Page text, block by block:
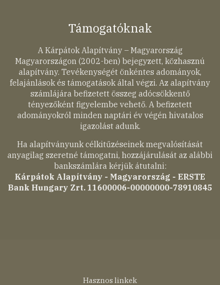
Támogatóknak
A Kárpátok Alapítvány – Magyarország
Magyarországon (2002-ben) bejegyzett, közhasznú
alapítvány. Tevékenységét önkéntes adományok,
felajánlások és támogatások által végzi. Az alapítvány
számlájára befizetett összeg adócsökkentő
tényezőként figyelembe vehető. A befizetett
adományokról minden naptári év végén hivatalos
igazolást adunk.
Ha alapítványunk célkitűzéseinek megvalósítását
anyagilag szeretné támogatni, hozzájárulását az alábbi
bankszámlára kérjük átutalni:
Kárpátok Alapítvány - Magyarország - ERSTE
Bank Hungary Zrt. 11600006-00000000-78910845
Hasznos linkek